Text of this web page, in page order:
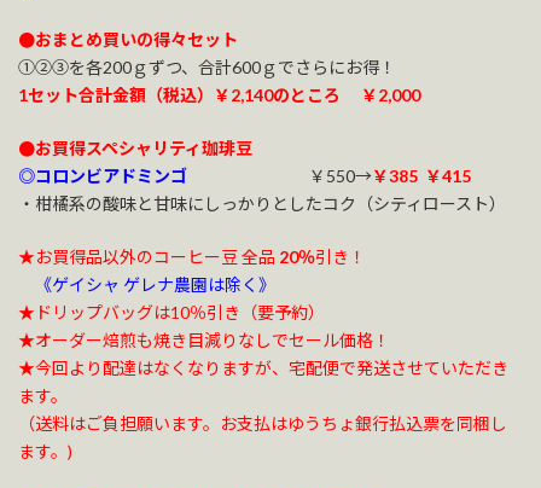
●おまとめ買いの得々セット
①②③を各200ｇずつ、合計600ｇでさらにお得！
1セット合計金額（税込）￥2,140のところ ￥2,000
●お買得スペシャリティ珈琲豆
◎コロンビアドミンゴ
￥550→￥385 ￥415
・柑橘系の酸味と甘味にしっかりとしたコク（シティロースト）
★お買得品以外のコーヒー豆 全品 20％引き！
《ゲイシャ ゲレナ農園は除く》
★ドリップバッグは10％引き（要予約）
★オーダー焙煎も焼き目減りなしでセール価格！
★今回より配達はなく なりますが、宅配便で発送させていただき
ます。
（送料はご負担願います。
お支払はゆうちょ銀行払込票を同梱し
ます。)